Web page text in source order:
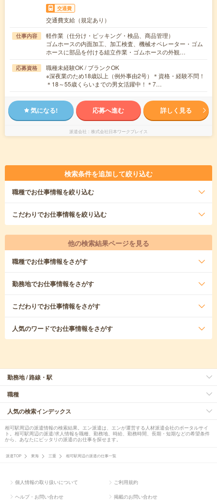
交通費
交通費支給（規定あり）
仕事内容
軽作業（仕分け・ピッキング・検品、商品管理）
ゴムホースの内面加工、加工検査、機械オペレーター・ゴム
ホースに部品を付ける組立作業・ゴムホースの外観…
応募資格
職種未経験OK / ブランクOK
※深夜業のため18歳以上（例外事由2号）＊資格・経験不問！
＊18～55歳くらいまでの男女活躍中！＊7…
気になる! 応募へ進む 詳しく見る
派遣会社 株式会社日本ワークプレイス
検索条件を追加して絞り込む
職種でお仕事情報を絞り込む
こだわりでお仕事情報を絞り込む
他の検索結果ページを見る
職種でお仕事情報をさがす
勤務地でお仕事情報をさがす
こだわりでお仕事情報をさがす
人気のワードでお仕事情報をさがす
勤務地 / 路線・駅
職種
人気の検索インデックス
相可駅周辺の派遣情報の検索結果。エン派遣は、エンが運営する人材派遣会社のポータルサイ
ト。相可駅周辺の派遣/求人情報を職種、勤務地、時給、勤務時間、長期・短期などの希望条件
から、あなたにピッタリの派遣のお仕事を探せます。
派遣TOP 東海 三重 相可駅周辺の派遣の仕事一覧
個人情報の取り扱いについて ご利用規約
ヘルプ・お問い合わせ 掲載のお問い合わせ